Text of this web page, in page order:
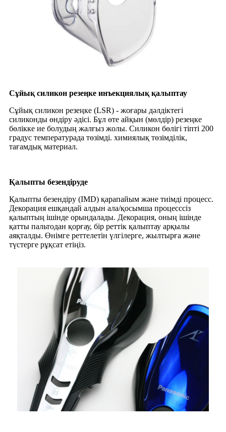
Сұйық силикон резеңке инъекциялық қалыптау
Сұйық силикон резеңке (LSR) - жоғары дәлдіктегі
силиконды өндіру әдісі. Бұл өте айқын (мөлдір) резеңке
бөлікке ие болудың жалғыз жолы. Силикон бөлігі тіпті 200
градус температурада төзімді. химиялық төзімділік,
тағамдық материал.
Қалыпты безендіруде
Қалыпты безендіру (IMD) қарапайым және тиімді процесс.
Декорация ешқандай алдын ала/қосымша процесссіз
қалыптың ішінде орындалады. Декорация, оның ішінде
қатты пальтодан қорғау, бір реттік қалыптау арқылы
аяқталды. Өнімге реттелетін үлгілерге, жылтырға және
түстерге рұқсат етіңіз.